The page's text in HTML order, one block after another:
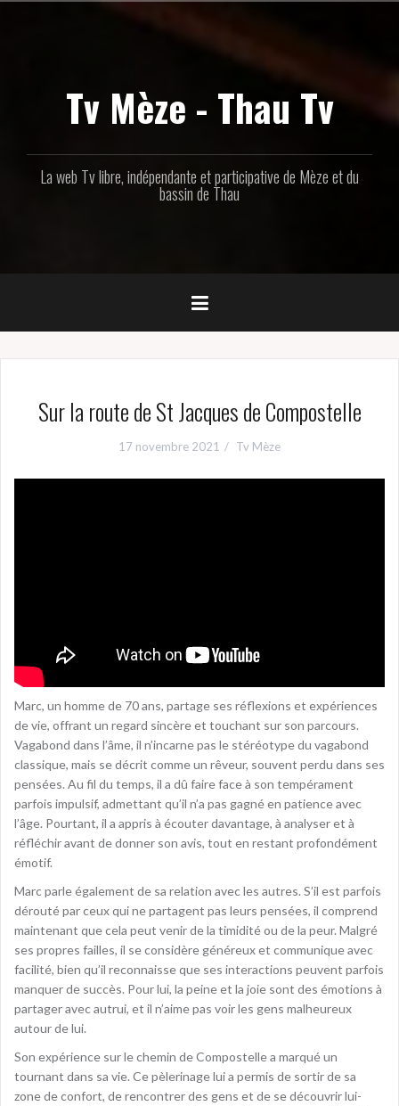
Tv Mèze - Thau Tv
La web Tv libre, indépendante et participative de Mèze et du
bassin de Thau
Sur la route de St Jacques de Compostelle
17 novembre 2021 Tv Mèze
Marc, un homme de 70 ans, partage ses réflexions et expériences
de vie, offrant un regard sincère et touchant sur son parcours.
Vagabond dans l’âme, il n’incarne pas le stéréotype du vagabond
classique, mais se décrit comme un rêveur, souvent perdu dans ses
pensées. Au fil du temps, il a dû faire face à son tempérament
parfois impulsif, admettant qu’il n’a pas gagné en patience avec
l’âge. Pourtant, il a appris à écouter davantage, à analyser et à
réfléchir avant de donner son avis, tout en restant profondément
émotif.
Marc parle également de sa relation avec les autres. S’il est parfois
dérouté par ceux qui ne partagent pas leurs pensées, il comprend
maintenant que cela peut venir de la timidité ou de la peur. Malgré
ses propres failles, il se considère généreux et communique avec
facilité, bien qu’il reconnaisse que ses interactions peuvent parfois
manquer de succès. Pour lui, la peine et la joie sont des émotions à
partager avec autrui, et il n’aime pas voir les gens malheureux
autour de lui.
Son expérience sur le chemin de Compostelle a marqué un
tournant dans sa vie. Ce pèlerinage lui a permis de sortir de sa
zone de confort, de rencontrer des gens et de se découvrir lui-